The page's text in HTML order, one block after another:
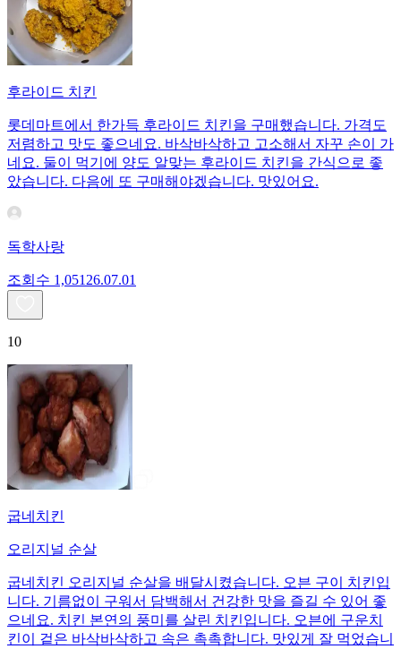
후라이드 치킨
롯데마트에서 한가득 후라이드 치킨을 구매했습니다. 가격도
저렴하고 맛도 좋으네요. 바삭바삭하고 고소해서 자꾸 손이 가
네요. 둘이 먹기에 양도 알맞는 후라이드 치킨을 간식으로 좋
았습니다. 다음에 또 구매해야겠습니다. 맛있어요.
독학사랑
조회수 1,051 26.07.01
10
굽네치킨
오리지널 순살
굽네치킨 오리지널 순살을 배달시켰습니다. 오븐 구이 치킨입
니다. 기름없이 구워서 담백해서 건강한 맛을 즐길 수 있어 좋
으네요. 치킨 본연의 풍미를 살린 치킨입니다. 오븐에 구운치
킨이 겉은 바삭바삭하고 속은 촉촉합니다. 맛있게 잘 먹었습니